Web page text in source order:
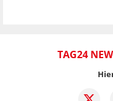
TAG24